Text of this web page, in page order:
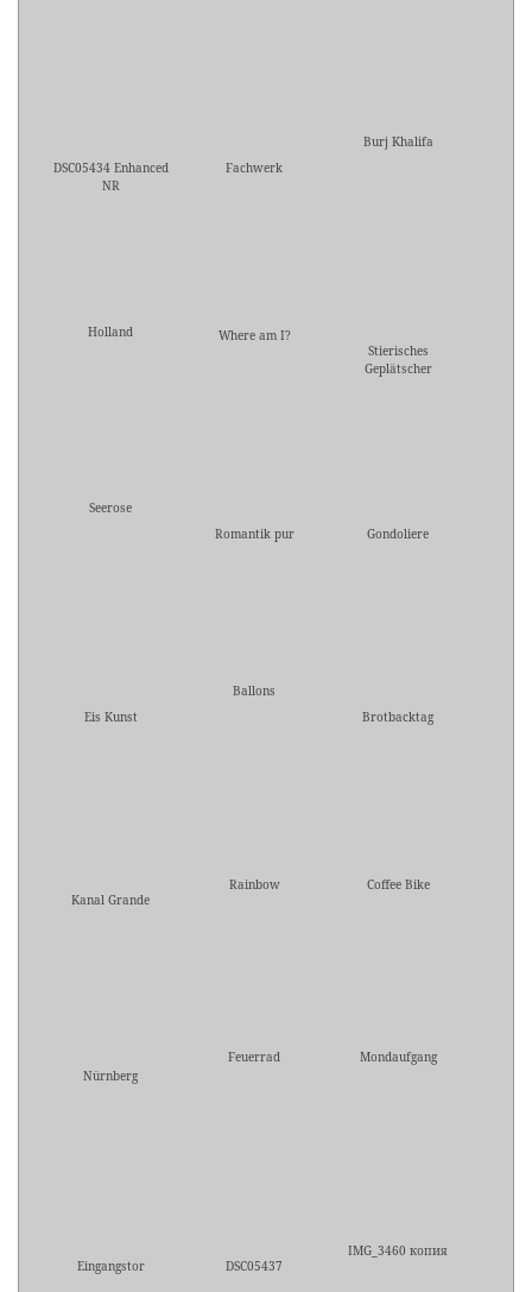
DSC05434 Enhanced
NR
Fachwerk
Burj Khalifa
Holland
Where am I?
Stierisches
Geplätscher
Seerose
Romantik pur
Gondoliere
Eis Kunst
Ballons
Brotbacktag
Kanal Grande
Rainbow Coffee Bike
Nürnberg
Feuerrad Mondaufgang
Eingangstor DSC05437
IMG_3460 копия